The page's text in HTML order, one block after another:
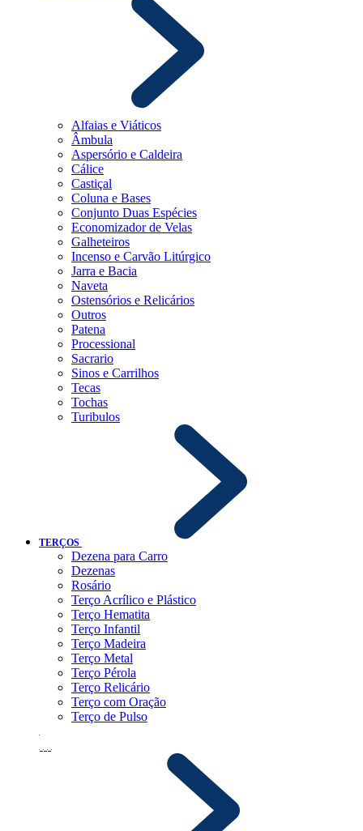
Alfaias e Viáticos
Âmbula
Aspersório e Caldeira
Cálice
Castiçal
Coluna e Bases
Conjunto Duas Espécies
Economizador de Velas
Galheteiros
Incenso e Carvão Litúrgico
Jarra e Bacia
Naveta
Ostensórios e Relicários
Outros
Patena
Processional
Sacrario
Sinos e Carrilhos
Tecas
Tochas
Turibulos
TERÇOS
Dezena para Carro
Dezenas
Rosário
Terço Acrílico e Plástico
Terço Hematita
Terço Infantil
Terço Madeira
Terço Metal
Terço Pérola
Terço Relicário
Terço com Oração
Terço de Pulso